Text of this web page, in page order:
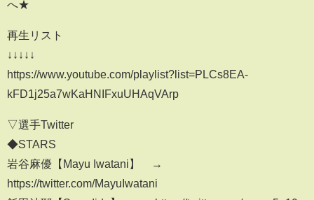
へ★
再生リスト
↓↓↓↓↓
https://www.youtube.com/playlist?list=PLCs8EA-
kFD1j25a7wKaHNIFxuUHAqVArp
▽選手Twitter
◆STARS
岩谷麻優【Mayu Iwatani】 →
https://twitter.com/MayuIwatani